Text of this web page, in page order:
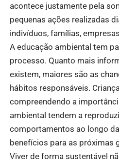
acontece justamente pela
pequenas ações realizadas
indivíduos, famílias,
A educação ambiental tem
processo. Quanto mais
existem, maiores são as
hábitos responsáveis.
compreendendo a
ambiental tendem a
comportamentos ao longo
benefícios para as próximas
Viver de forma sustentável